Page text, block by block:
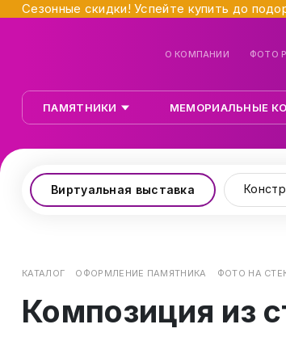
Сезонные скидки! Успейте купить до
О КОМПАНИИ ФОТО
ПАМЯТНИКИ МЕМОРИАЛЬНЫЕ
Виртуальная выставка
КАТАЛОГ ОФОРМЛЕНИЕ ПАМЯТНИКА ФОТО НА
Композиция из